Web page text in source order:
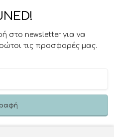
στο newsletter για να
τις προσφορές μας.